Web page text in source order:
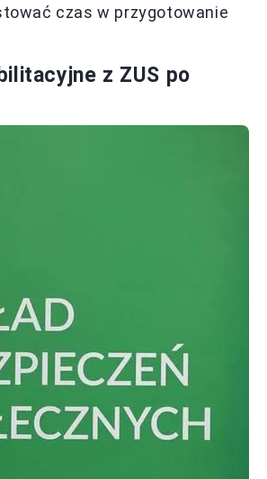
czas w przygotowanie
z ZUS po